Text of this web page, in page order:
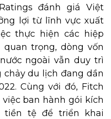
đánh giá Việt
lợi từ lĩnh vực xuất
thực hiện các hiệp
trọng, dòng vốn
ngoài vẫn duy trì
chảy du lịch đang dần
Cùng với đó, Fitch
ban hành gói kích
tệ để triển khai